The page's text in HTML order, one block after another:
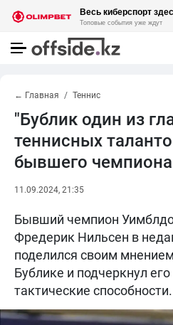
← Главная Теннис
"Бублик один из
теннисных
бывшего чемпиона
11.09.2024, 21:35
Бывший чемпион
Фредерик Нильсен в
поделился своим
Бублике и подчеркнул
тактические способности.